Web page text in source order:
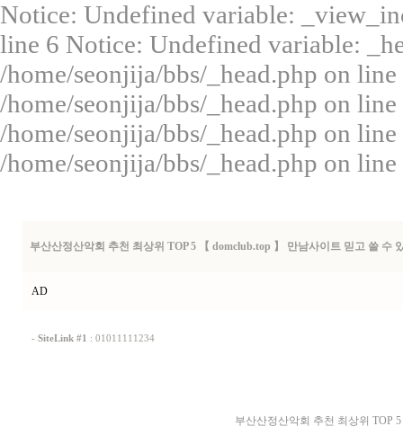
Notice: Undefined variable:
line 6 Notice: Undefined variable:
/home/seonjija/bbs/_head.php on
/home/seonjija/bbs/_head.php on
/home/seonjija/bbs/_head.php on
/home/seonjija/bbs/_head.php on
부­산­산­정­산­악­회 추천 최상위 TOP 5 【 domclub.top 】 만남사이트 믿고 쓸 수
AD
- SiteLink #1 : 01011111234
부­산­산­정­산­악­회 추천 최상위 TOP